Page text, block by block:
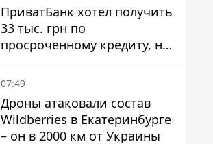
ПриватБанк хотел получить
33 тыс. грн по
просроченному кредиту, но
суд взыскал с должницы
только 22 тыс. грн
07:49
Дроны атаковали состав
Wildberries в Екатеринбурге
– он в 2000 км от Украины